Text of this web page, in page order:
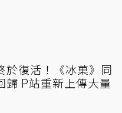
於復活！《冰菓》同
歸 P站重新上傳大量